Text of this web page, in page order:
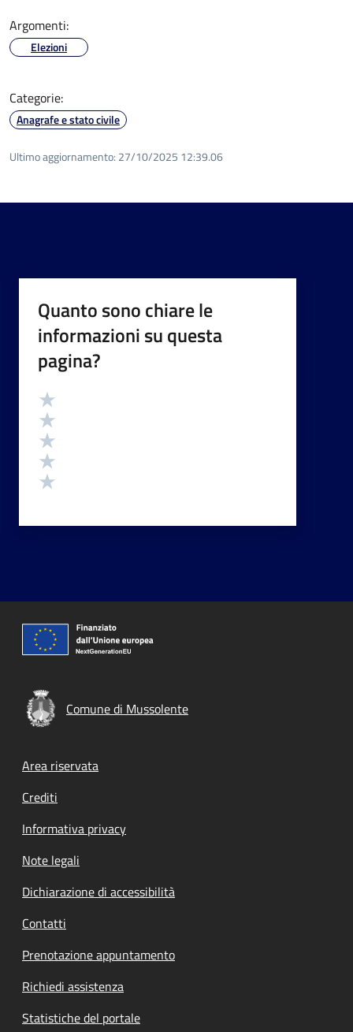
Argomenti:
Elezioni
Categorie:
Anagrafe e stato civile
Ultimo aggiornamento: 27/10/2025 12:39.06
Quanto sono chiare le
informazioni su questa
pagina?
Valutazione
Comune di Mussolente
Footer menu
Area riservata
Crediti
Informativa privacy
Note legali
Dichiarazione di accessibilità
Contatti
Prenotazione appuntamento
Richiedi assistenza
Statistiche del portale